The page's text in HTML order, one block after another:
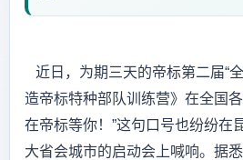
近日，为期三天的帝标第二届“
造帝标特种部队训练营》在全国
在帝标等你！”这句口号也纷纷在
大省会城市的启动会上喊响。据